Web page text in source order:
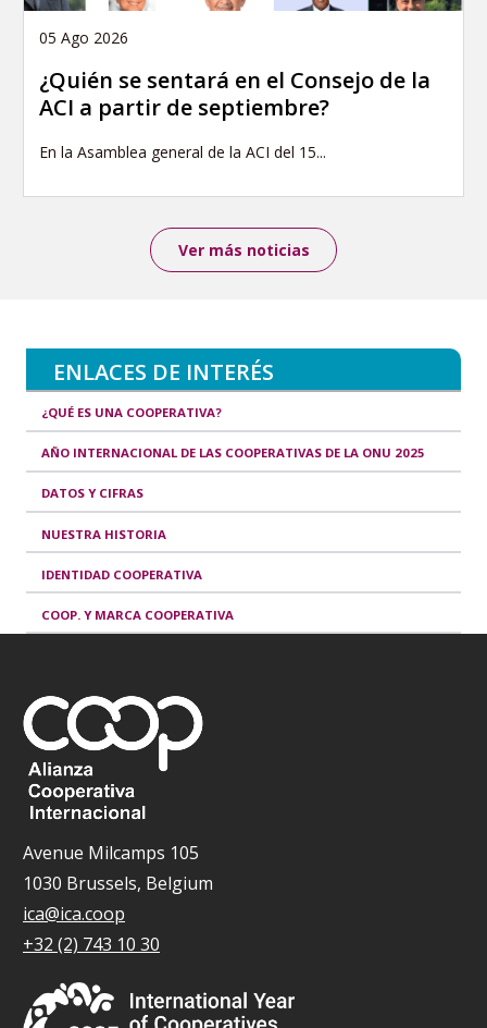
05 Ago 2026
¿Quién se sentará en el Consejo de la
ACI a partir de septiembre?
En la Asamblea general de la ACI del 15...
Ver más noticias
ENLACES DE INTERÉS
¿QUÉ ES UNA COOPERATIVA?
AÑO INTERNACIONAL DE LAS COOPERATIVAS DE LA ONU 2025
DATOS Y CIFRAS
NUESTRA HISTORIA
IDENTIDAD COOPERATIVA
COOP. Y MARCA COOPERATIVA
Avenue Milcamps 105
1030 Brussels, Belgium
ica@ica.coop
+32 (2) 743 10 30